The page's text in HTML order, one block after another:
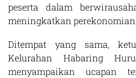
peserta dalam
meningkatkan perekonomian
Ditempat yang sama,
Kelurahan Habaring
menyampaikan ucapan